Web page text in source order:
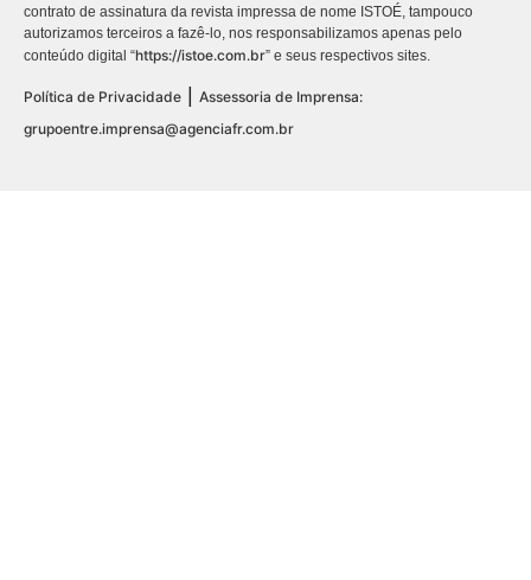
contrato de assinatura da revista impressa de nome ISTOÉ, tampouco
autorizamos terceiros a fazê-lo, nos responsabilizamos apenas pelo
conteúdo digital “https://istoe.com.br” e seus respectivos sites.
Política de Privacidade
Assessoria de Imprensa:
grupoentre.imprensa@agenciafr.com.br